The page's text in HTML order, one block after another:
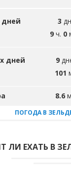
дней
3
9 ч. 0
дней
9
101
8.6
ПОГОДА В
ЛИ ЕХАТЬ В